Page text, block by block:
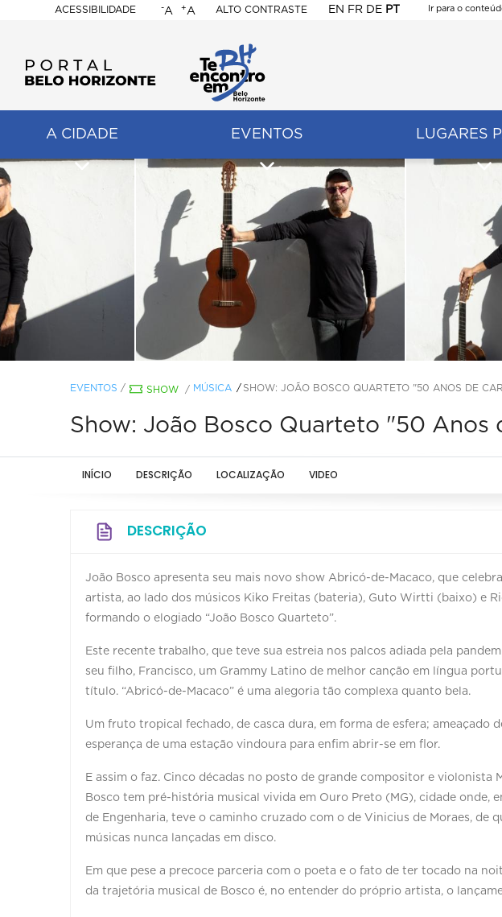
ACESSIBILIDADE
BELO
HORIZONTE
-A +A ALTO CONTRASTE EN FR DE PT
Ir para o
A CIDADE EVENTOS LUGARES
EVENTOS / SHOW / MÚSICA SHOW: JOÃO BOSCO QUARTETO "50 ANOS DE
Show: João Bosco Quarteto "50 Anos
INÍCIO DESCRIÇÃO LOCALIZAÇÃO VIDEO
DESCRIÇÃO
João Bosco apresenta seu mais novo show Abricó-de-Macaco, que
artista, ao lado dos músicos Kiko Freitas (bateria), Guto Wirtti (baixo) e
formando o elogiado “João Bosco Quarteto”.
Este recente trabalho, que teve sua estreia nos palcos adiada pela
seu filho, Francisco, um Grammy Latino de melhor canção em língua
título. “Abricó-de-Macaco” é uma alegoria tão complexa quanto bela.
Um fruto tropical fechado, de casca dura, em forma de esfera; ameaçado
esperança de uma estação vindoura para enfim abrir-se em flor.
E assim o faz. Cinco décadas no posto de grande compositor e violonista
Bosco tem pré-história musical vivida em Ouro Preto (MG), cidade onde,
de Engenharia, teve o caminho cruzado com o de Vinicius de Moraes, de
músicas nunca lançadas em disco.
Em que pese a precoce parceria com o poeta e o fato de ter tocado na
da trajetória musical de Bosco é, no entender do próprio artista, o